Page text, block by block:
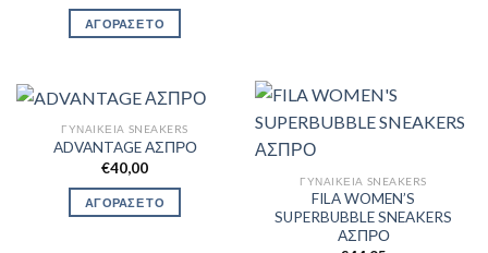
ΑΓΟΡΑΣΕ ΤΟ
ΓΥΝΑΙΚΕΊΑ SNEAKERS
ADVANTAGE ΑΣΠΡΟ
€40,00
ΑΓΟΡΑΣΕ ΤΟ
ΓΥΝΑΙΚΕΊΑ SNEAKERS
FILA WOMEN’S
SUPERBUBBLE SNEAKERS
ΑΣΠΡΟ